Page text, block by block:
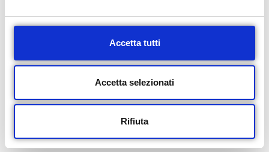
Accetta tutti
Accetta selezionati
Rifiuta
Indica la data per l’appuntamento
Ulteriori comunicazioni